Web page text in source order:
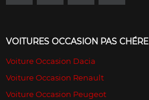
VOITURES OCCASION PAS CHÉRE
Voiture Occasion Dacia
Voiture Occasion Renault
Voiture Occasion Peugeot